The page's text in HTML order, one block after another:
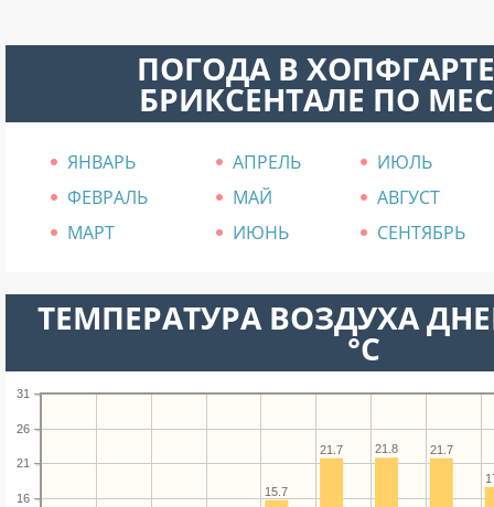
ПОГОДА В
БРИКСЕНТАЛЕ ПО
ЯНВАРЬ АПРЕЛЬ
ИЮЛЬ
ФЕВРАЛЬ
МАЙ
АВГУСТ
МАРТ
ИЮНЬ СЕНТЯБРЬ
ТЕМПЕРАТУРА ВОЗДУХА
°C
16
21
26
31
21.7
21.8
21.7
15.7